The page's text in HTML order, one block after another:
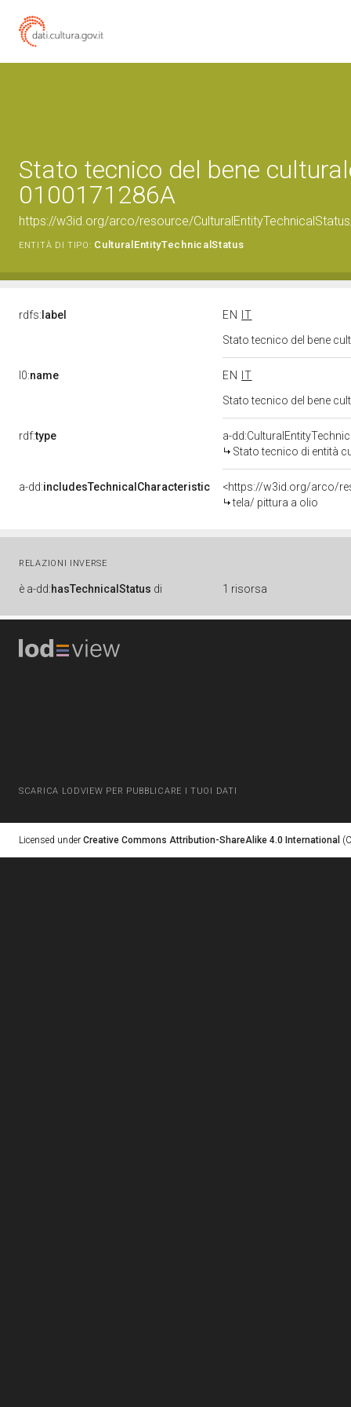
Stato tecnico del bene
0100171286A
https://w3id.org/arco/resource/
ENTITÀ DI TIPO: CulturalEntityTechnicalStatus
rdfs: label EN
IT
Stato tecnico del bene
l0:name EN
IT
Stato tecnico del bene
rdf:type
a-
Stato tecnico di entità
a-dd:includesTechnicalCharacteristic
<https://w3id.org/arco/
tela/ pittura a olio
RELAZIONI INVERSE
è a-dd:hasTechnicalStatus di 1 risorsa
SCARICA LODVIEW PER PUBBLICARE I TUOI DATI
Licensed under Creative Commons Attribution-ShareAlike 4.0 International